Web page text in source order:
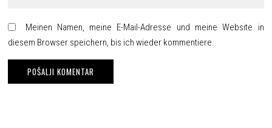
Meinen Namen, meine E-Mail-Adresse und meine Website in
diesem Browser speichern, bis ich wieder kommentiere.